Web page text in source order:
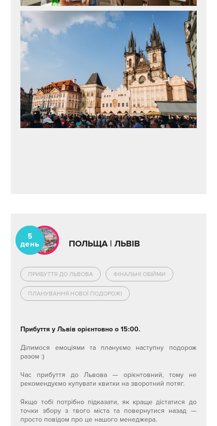
5
день
ПОЛЬЩА | ЛЬВІВ
ПРИБУТТЯ ДО ЛЬВОВА ФІНАЛЬНІ ОБІЙМИ
ПЛАНУВАННЯ НОВОЇ ПОДОРОЖІ
Прибуття у Львів орієнтовно о 15:00.
Ділимося емоціями та плануємо наступну подорож
разом :)
Час прибуття до Львова — орієнтовний, тому не
рекомендуємо купувати квитки на зворотний потяг.
Якщо тобі потрібно підказати, як краще дістатися до
точки збору з твого міста та повернутися назад —
просто повідом про це нашого менеджера.